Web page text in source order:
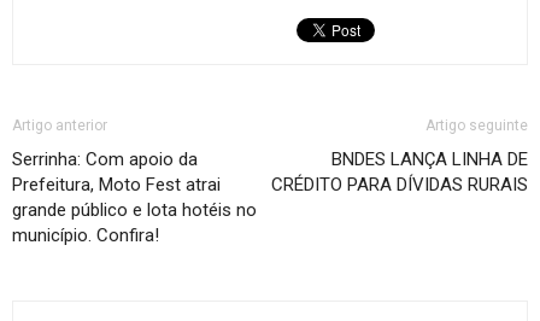
Artigo anterior
Serrinha: Com apoio da
Prefeitura, Moto Fest atrai
grande público e lota hotéis no
município. Confira!
Artigo seguinte
BNDES LANÇA LINHA DE
CRÉDITO PARA DÍVIDAS RURAIS